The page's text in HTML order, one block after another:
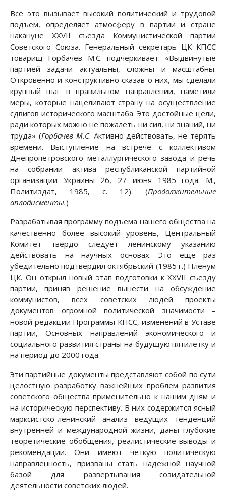
Все это вызывает высокий политический и трудовой
подъем, определяет атмосферу в партии и стране
накануне XXVII съезда Коммунистической партии
Советского Союза. Генеральный секретарь ЦК КПСС
товарищ Горбачев М.С. подчеркивает: «Выдвинутые
партией задачи актуальны, сложны и масштабны.
Откровенно и конструктивно сказав о них, мы сделали
крупный шаг в правильном направлении, наметили
меры, которые нацеливают страну на осуществление
сдвигов исторического масштаба. Это достойные цели,
ради которых можно не пожалеть ни сил, ни знаний, ни
труда» (Горбачев М.С. Активно действовать, не терять
времени. Выступление на встрече с коллективом
Днепропетровского металлургического завода и речь
на собрании актива республиканской партийной
организации Украины 26, 27 июня 1985 года. М.,
Политиздат, 1985, с. 12). (Продолжительные
аплодисменты.)
Разрабатывая программу подъема нашего общества на
качественно более высокий уровень, Центральный
Комитет твердо следует ленинскому указанию
действовать на научных основах. Это еще раз
убедительно подтвердил октябрьский (1985 г.) Пленум
ЦК. Он открыл новый этап подготовки к XXVII съезду
партии, приняв решение вынести на обсуждение
коммунистов, всех советских людей проекты
документов огромной политической значимости –
новой редакции Программы КПСС, изменений в Уставе
партии, Основных направлений экономического и
социального развития страны на будущую пятилетку и
на период до 2000 года.
Эти партийные документы представляют собой по сути
целостную разработку важнейших проблем развития
советского общества применительно к нашим дням и
на историческую перспективу. В них содержится ясный
марксистско-ленинский анализ ведущих тенденций
внутренней и международной жизни, даны глубокие
теоретические обобщения, реалистические выводы и
рекомендации. Они имеют четкую политическую
направленность, призваны стать надежной научной
базой для развертывания созидательной
деятельности советских людей.